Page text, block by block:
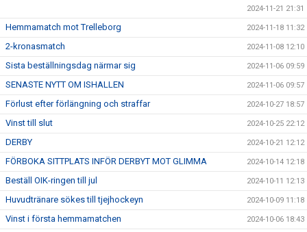
2024-11-21 21:31
Hemmamatch mot Trelleborg 2024-11-18 11:32
2-kronasmatch 2024-11-08 12:10
Sista beställningsdag närmar sig 2024-11-06 09:59
SENASTE NYTT OM ISHALLEN 2024-11-06 09:57
Förlust efter förlängning och straffar 2024-10-27 18:57
Vinst till slut 2024-10-25 22:12
DERBY 2024-10-21 12:12
FÖRBOKA SITTPLATS INFÖR DERBYT MOT GLIMMA 2024-10-14 12:18
Beställ OIK-ringen till jul 2024-10-11 12:13
Huvudtränare sökes till tjejhockeyn 2024-10-09 11:18
Vinst i första hemmamatchen 2024-10-06 18:43